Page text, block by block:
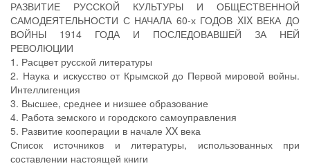
РАЗВИТИЕ РУССКОЙ КУЛЬТУРЫ И ОБЩЕСТВЕННОЙ
САМОДЕЯТЕЛЬНОСТИ С НАЧАЛА 60-х ГОДОВ XIX ВЕКА ДО
ВОЙНЫ 1914 ГОДА И ПОСЛЕДОВАВШЕЙ ЗА НЕЙ
РЕВОЛЮЦИИ
1. Расцвет русской литературы
2. Наука и искусство от Крымской до Первой мировой войны.
Интеллигенция
3. Высшее, среднее и низшее образование
4. Работа земского и городского самоуправления
5. Развитие кооперации в начале XX века
Список источников и литературы, использованных при
составлении настоящей книги